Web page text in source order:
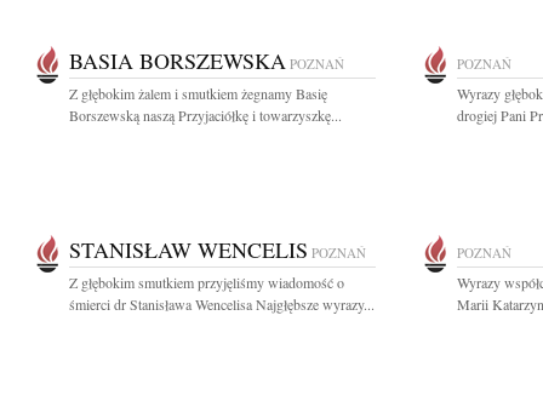
BASIA BORSZEWSKA POZNAŃ
Z głębokim żalem i smutkiem żegnamy Basię
Borszewską naszą Przyjaciółkę i towarzyszkę...
POZNAŃ
Wyrazy
drogiej Pani
STANISŁAW WENCELIS POZNAŃ
Z głębokim smutkiem przyjęliśmy wiadomość o
śmierci dr Stanisława Wencelisa Najgłębsze wyrazy...
POZNAŃ
Wyrazy
Marii